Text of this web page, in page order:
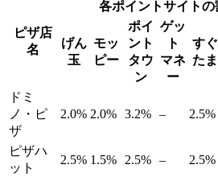
ピザ店
名
各ポイントサイト
げん
玉
モッ
ピー
ポイ
ント
タウ
ン
ゲッ
ト
マネ
ー
すぐ
たま
ドミ
ノ・ピ
ザ
2.0% 2.0% 3.2% – 2.5%
ピザハ
ット
2.5% 1.5% 2.5% – 2.5%